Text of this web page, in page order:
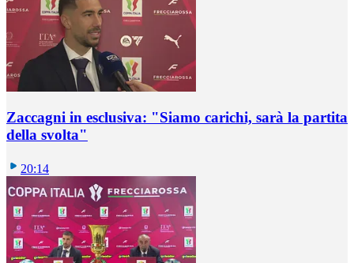
Zaccagni in esclusiva: "Siamo carichi, sarà la partita
della svolta"
20:14